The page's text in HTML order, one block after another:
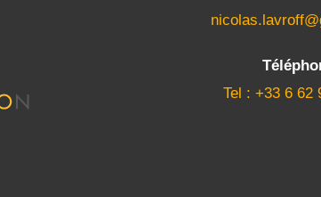
Tel : +33 6 62